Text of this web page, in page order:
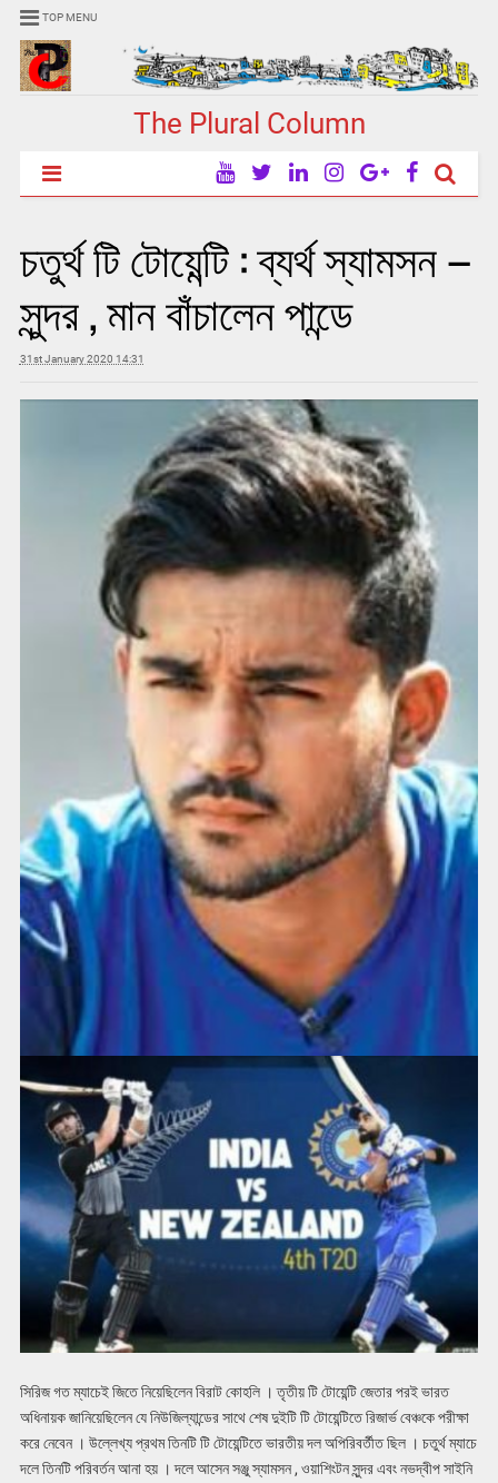
TOP MENU
The Plural Column
চতুর্থ টি টোয়েন্টি : ব্যর্থ স্যামসন –
সুন্দর , মান বাঁচালেন পান্ডে
31st January 2020 14:31
সিরিজ গত ম্যাচেই জিতে নিয়েছিলেন বিরাট কোহলি । তৃতীয় টি টোয়েন্টি জেতার পরই ভারত
অধিনায়ক জানিয়েছিলেন যে নিউজিল্যান্ডের সাথে শেষ দুইটি টি টোয়েন্টিতে রিজার্ভ বেঞ্চকে পরীক্ষা
করে নেবেন । উল্লেখ্য প্রথম তিনটি টি টোয়েন্টিতে ভারতীয় দল অপিরিবর্তীত ছিল । চতুর্থ ম্যাচে
দলে তিনটি পরিবর্তন আনা হয় । দলে আসেন সঞ্জু স্যামসন , ওয়াশিংটন সুন্দর এবং নভদ্বীপ সাইনি